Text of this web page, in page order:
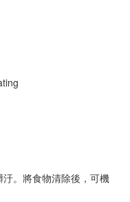
。將食物清除後，可機